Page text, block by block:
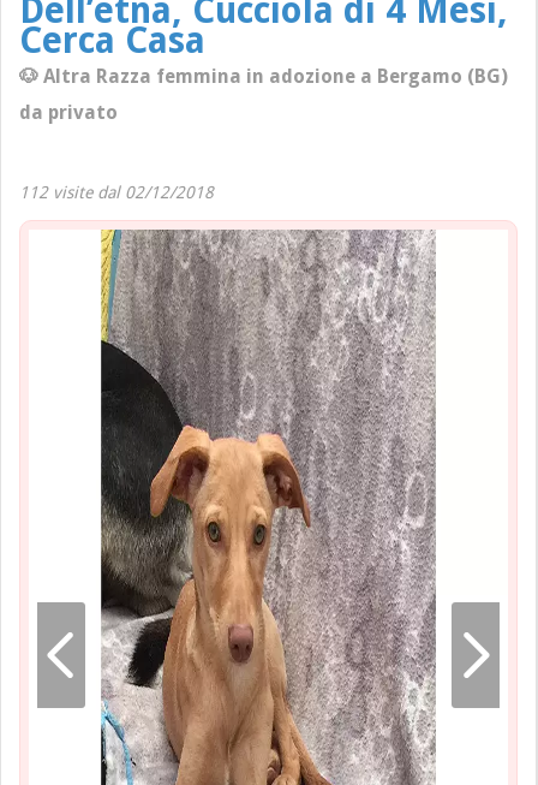
Dell’etna, Cucciola di 4 Mesi,
Cerca Casa
🐶 Altra Razza femmina in adozione a Bergamo (BG)
da privato
112 visite dal 02/12/2018